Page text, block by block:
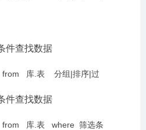
件查找数据
库.表 分组|排序|过
件查找数据
库.表 where 筛选条